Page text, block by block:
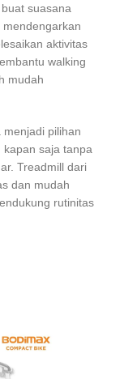
suasana
aktivitas
walking
mudah
pilihan
saja tanpa
Treadmill dari
dan mudah
rutinitas